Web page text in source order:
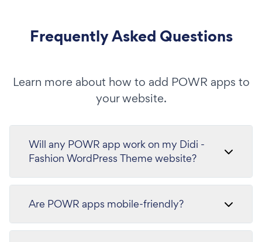
Frequently Asked Questions
Learn more about how to add POWR apps to
your website.
Will any POWR app work on my Didi -
Fashion WordPress Theme website?
Are POWR apps mobile-friendly?